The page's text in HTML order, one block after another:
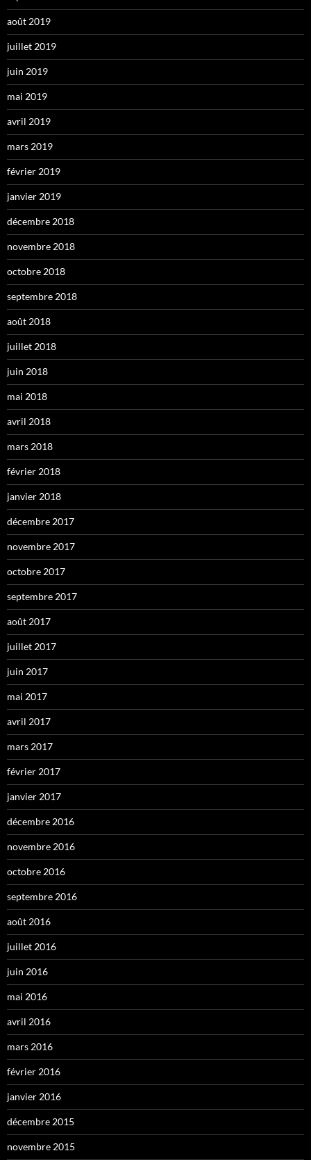
août 2019
juillet 2019
juin 2019
mai 2019
avril 2019
mars 2019
février 2019
janvier 2019
décembre 2018
novembre 2018
octobre 2018
septembre 2018
août 2018
juillet 2018
juin 2018
mai 2018
avril 2018
mars 2018
février 2018
janvier 2018
décembre 2017
novembre 2017
octobre 2017
septembre 2017
août 2017
juillet 2017
juin 2017
mai 2017
avril 2017
mars 2017
février 2017
janvier 2017
décembre 2016
novembre 2016
octobre 2016
septembre 2016
août 2016
juillet 2016
juin 2016
mai 2016
avril 2016
mars 2016
février 2016
janvier 2016
décembre 2015
novembre 2015